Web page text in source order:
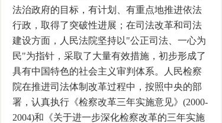
法治政府的目标，有计划、有重点地推进依法
行政，取得了突破性进展；在司法改革和司法
建设方面，人民法院坚持以"公正司法、一心为
民"为指针，采取了大量有效措施，初步形成了
具有中国特色的社会主义审判体系。人民检察
院在推进司法体制改革过程中，按照中央的部
署，认真执行《检察改革三年实施意见》(2000-
2004)和《关于进一步深化检察改革的三年实施